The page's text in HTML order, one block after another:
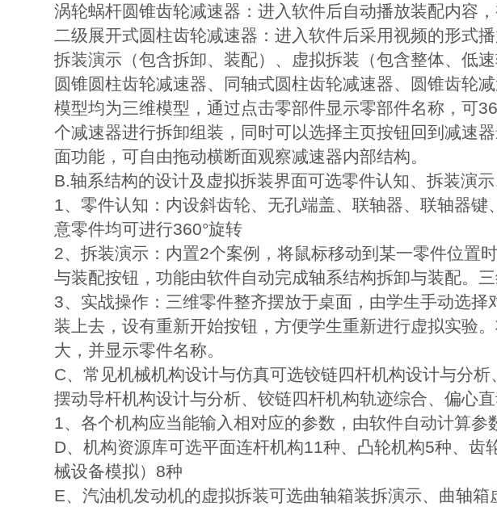
涡轮蜗杆圆锥齿轮减速器：进入软件后自动播放装配内容
二级展开式圆柱齿轮减速器：进入软件后采用视频的形式
拆装演示（包含拆卸、装配）、虚拟拆装（包含整体、低
圆锥圆柱齿轮减速器、同轴式圆柱齿轮减速器、圆锥齿轮
模型均为三维模型，通过点击零部件显示零部件名称，可
个减速器进行拆卸组装，同时可以选择主页按钮回到减速
面功能，可自由拖动横断面观察减速器内部结构。
B.轴系结构的设计及虚拟拆装界面可选零件认知、拆装演示
1、零件认知：内设斜齿轮、无孔端盖、联轴器、联轴器
意零件均可进行360°旋转
2、拆装演示：内置2个案例，将鼠标移动到某一零件位置
与装配按钮，功能由软件自动完成轴系结构拆卸与装配。
3、实战操作：三维零件整齐摆放于桌面，由学生手动选
装上去，设有重新开始按钮，方便学生重新进行虚拟实验
大，并显示零件名称。
C、常见机械机构设计与仿真可选铰链四杆机构设计与分
摆动导杆机构设计与分析、铰链四杆机构轨迹综合、偏心
1、各个机构应当能输入相对应的参数，由软件自动计算参
D、机构资源库可选平面连杆机构11种、凸轮机构5种、
械设备模拟）8种
E、汽油机发动机的虚拟拆装可选曲轴箱装拆演示、曲轴